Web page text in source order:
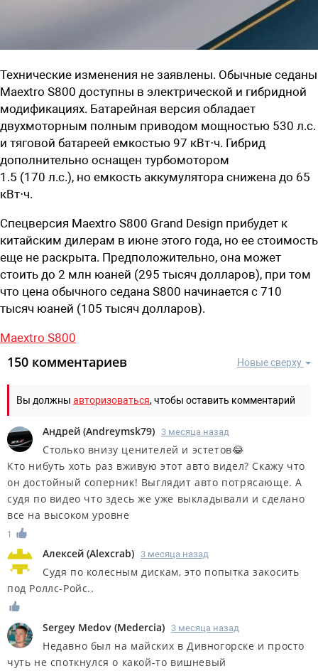
Технические изменения не заявлены. Обычные седаны
Maextro S800 доступны в электрической и гибридной
модификациях. Батарейная версия обладает
двухмоторным полным приводом мощностью 530 л.с.
и тяговой батареей емкостью 97 кВт⋅ч. Гибрид
дополнительно оснащен турбомотором
1.5 (170 л.с.), но емкость аккумулятора снижена до 65
кВт⋅ч.
Спецверсия Maextro S800 Grand Design прибудет к
китайским дилерам в июне этого года, но ее стоимость
еще не раскрыта. Предположительно, она может
стоить до 2 млн юаней (295 тысяч долларов), при том
что цена обычного седана S800 начинается с 710
тысяч юаней (105 тысяч долларов).
Maextro S800
Новые сверху
150 комментариев
Вы должны авторизоваться, чтобы оставить комментарий
Андрей (Andreymsk79) 3 месяца назад
Столько внизу ценителей и эстетов😂
Кто нибуть хоть раз вживую этот авто видел? Скажу что
он достойный соперник! Выглядит авто потрясающе. А
судя по видео что здесь же уже выкладывали и сделано
все на высоком уровне
1
Алексей (Alexcrab) 3 месяца назад
Судя по колесным дискам, это попытка закосить
под Роллс-Ройс..
Sergey Medov (Medercia) 3 месяца назад
Недавно был на майских в Дивногорске и просто
чуть не споткнулся о какой-то вишневый